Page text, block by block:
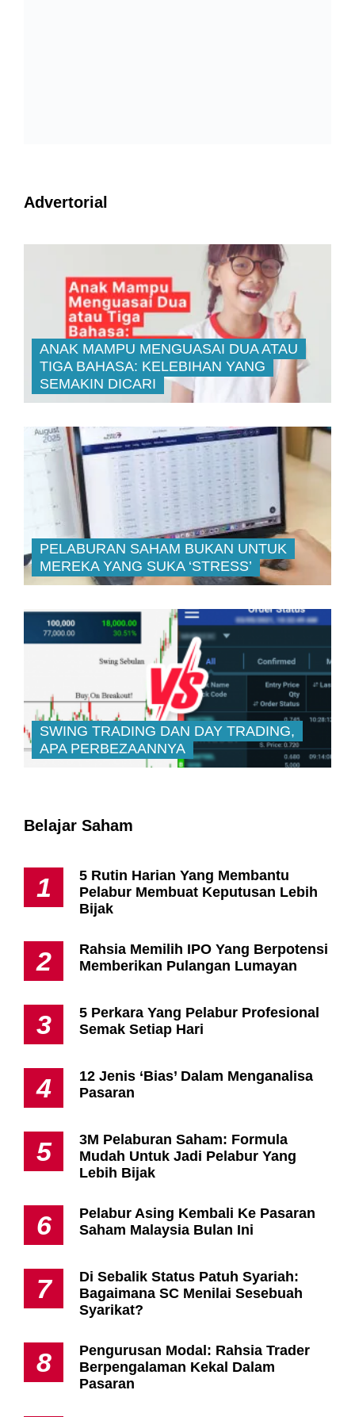
Advertorial
ANAK MAMPU MENGUASAI DUA ATAU
TIGA BAHASA: KELEBIHAN YANG
SEMAKIN DICARI
PELABURAN SAHAM BUKAN UNTUK
MEREKA YANG SUKA ‘STRESS’
SWING TRADING DAN DAY TRADING,
APA PERBEZAANNYA
Belajar Saham
1
5 Rutin Harian Yang Membantu
Pelabur Membuat Keputusan Lebih
Bijak
2
Rahsia Memilih IPO Yang Berpotensi
Memberikan Pulangan Lumayan
3
5 Perkara Yang Pelabur Profesional
Semak Setiap Hari
4
12 Jenis ‘Bias’ Dalam Menganalisa
Pasaran
5
3M Pelaburan Saham: Formula
Mudah Untuk Jadi Pelabur Yang
Lebih Bijak
6
Pelabur Asing Kembali Ke Pasaran
Saham Malaysia Bulan Ini
7
Di Sebalik Status Patuh Syariah:
Bagaimana SC Menilai Sesebuah
Syarikat?
8
Pengurusan Modal: Rahsia Trader
Berpengalaman Kekal Dalam
Pasaran